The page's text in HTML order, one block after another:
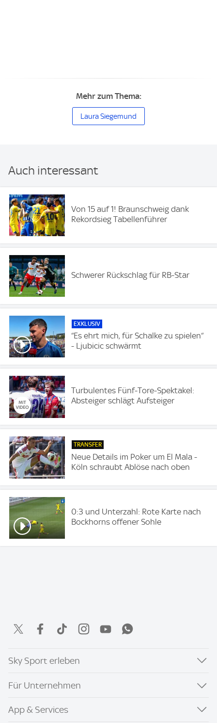
Mehr zum Thema:
Laura Siegemund
Auch interessant
Von 15 auf 1! Braunschweig dank
Rekordsieg Tabellenführer
Schwerer Rückschlag für RB-Star
EXKLUSIV
“Es ehrt mich, für Schalke zu spielen“
- Ljubicic schwärmt
Turbulentes Fünf-Tore-Spektakel:
Absteiger schlägt Aufsteiger
TRANSFER
Neue Details im Poker um El Mala -
Köln schraubt Ablöse nach oben
0:3 und Unterzahl: Rote Karte nach
Bockhorns offener Sohle
Sky Sport erleben
Für Unternehmen
App & Services